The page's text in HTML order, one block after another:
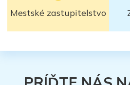
Mestské zastupitelstvo